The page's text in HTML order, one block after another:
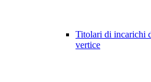
Titolari di incarichi
vertice